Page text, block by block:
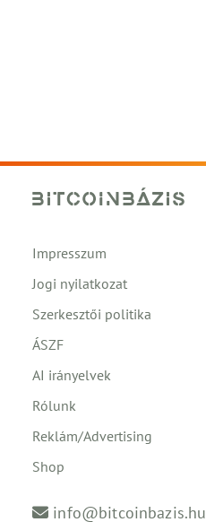
Impresszum
Jogi nyilatkozat
Szerkesztői politika
ÁSZF
AI irányelvek
Rólunk
Reklám/Advertising
Shop
info@bitcoinbazis.hu